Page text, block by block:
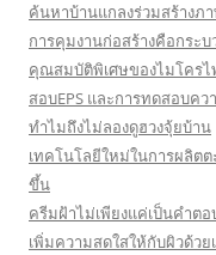
ค้นหาบ้านแกลงร่วมสร้าง
การคุมงานก่อสร้างคือกระ
คุณสมบัติพิเศษของไมโครไ
สอบEPS และการทดสอบคว
ทำไมถึงไม่ลองดูฮวงจุ้ยบ้าน
เทคโนโลยีใหม่ในการผลิต
ขึ้น
ครีมฝ้าไม่เพียงแค่เป็นคำต
เพิ่มความสดใสให้กับผิวด้ว